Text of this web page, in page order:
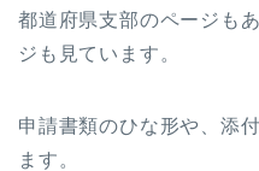
都道府県支部のページも
ジも見ています。
申請書類のひな形や、添
ます。